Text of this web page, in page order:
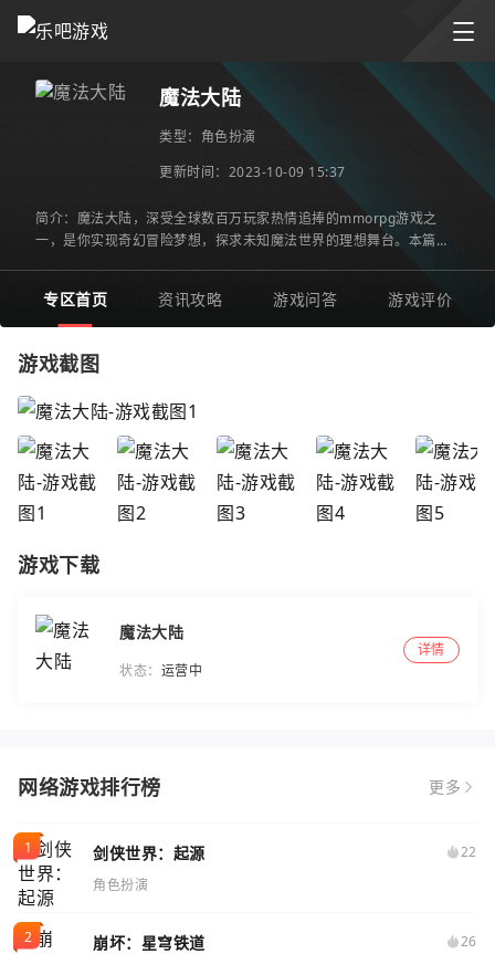
魔法大陆
类型： 角色扮演
更新时间：2023-10-09 15:37
简介：魔法大陆，深受全球数百万玩家热情追捧的mmorpg游戏之
一，是你实现奇幻冒险梦想，探求未知魔法世界的理想舞台。本篇游
专区首页 资讯攻略 游戏问答 游戏评价
游戏截图
游戏下载
魔法大陆
状态： 运营中
详情
网络游戏排行榜 更多
剑侠世界：起源
22
角色扮演
崩坏：星穹铁道
26